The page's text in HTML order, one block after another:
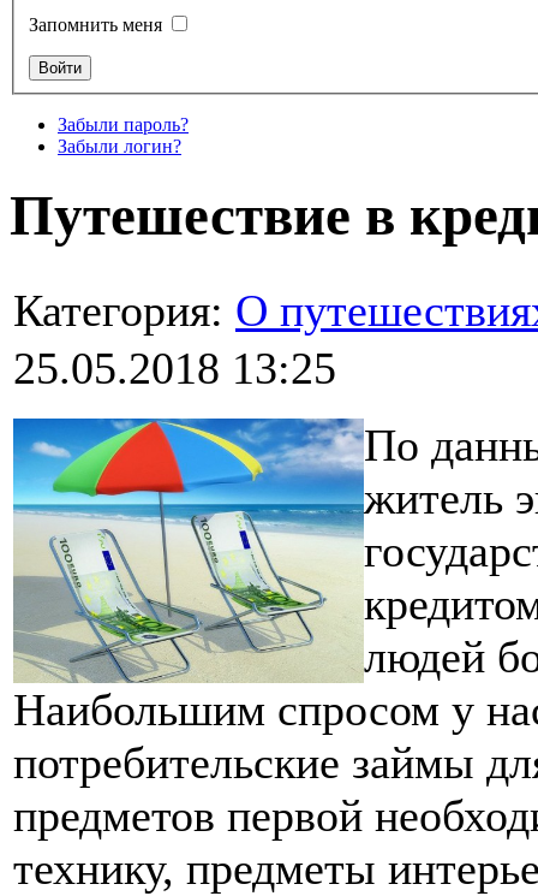
Запомнить меня
Забыли пароль?
Забыли логин?
Путешествие в
Категория: О
25.05.2018 13:25
По
житель
людей
Наибольшим спросом у
потребительские займы
предметов первой
технику, предметы